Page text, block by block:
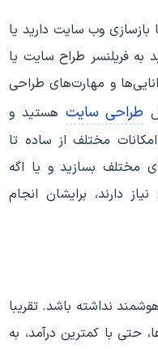
بازسازی وب سایت دارید یا
به فریلنسر طراح سایت یا
و مهارت‌های طراحی
طراحی سایت هستید و
مختلف از ساده تا
مختلف بسازید و یا اگه
دارند، برایشان انجام
نداشته باشد. تقریبا
حتی با کمترین درآمد، به